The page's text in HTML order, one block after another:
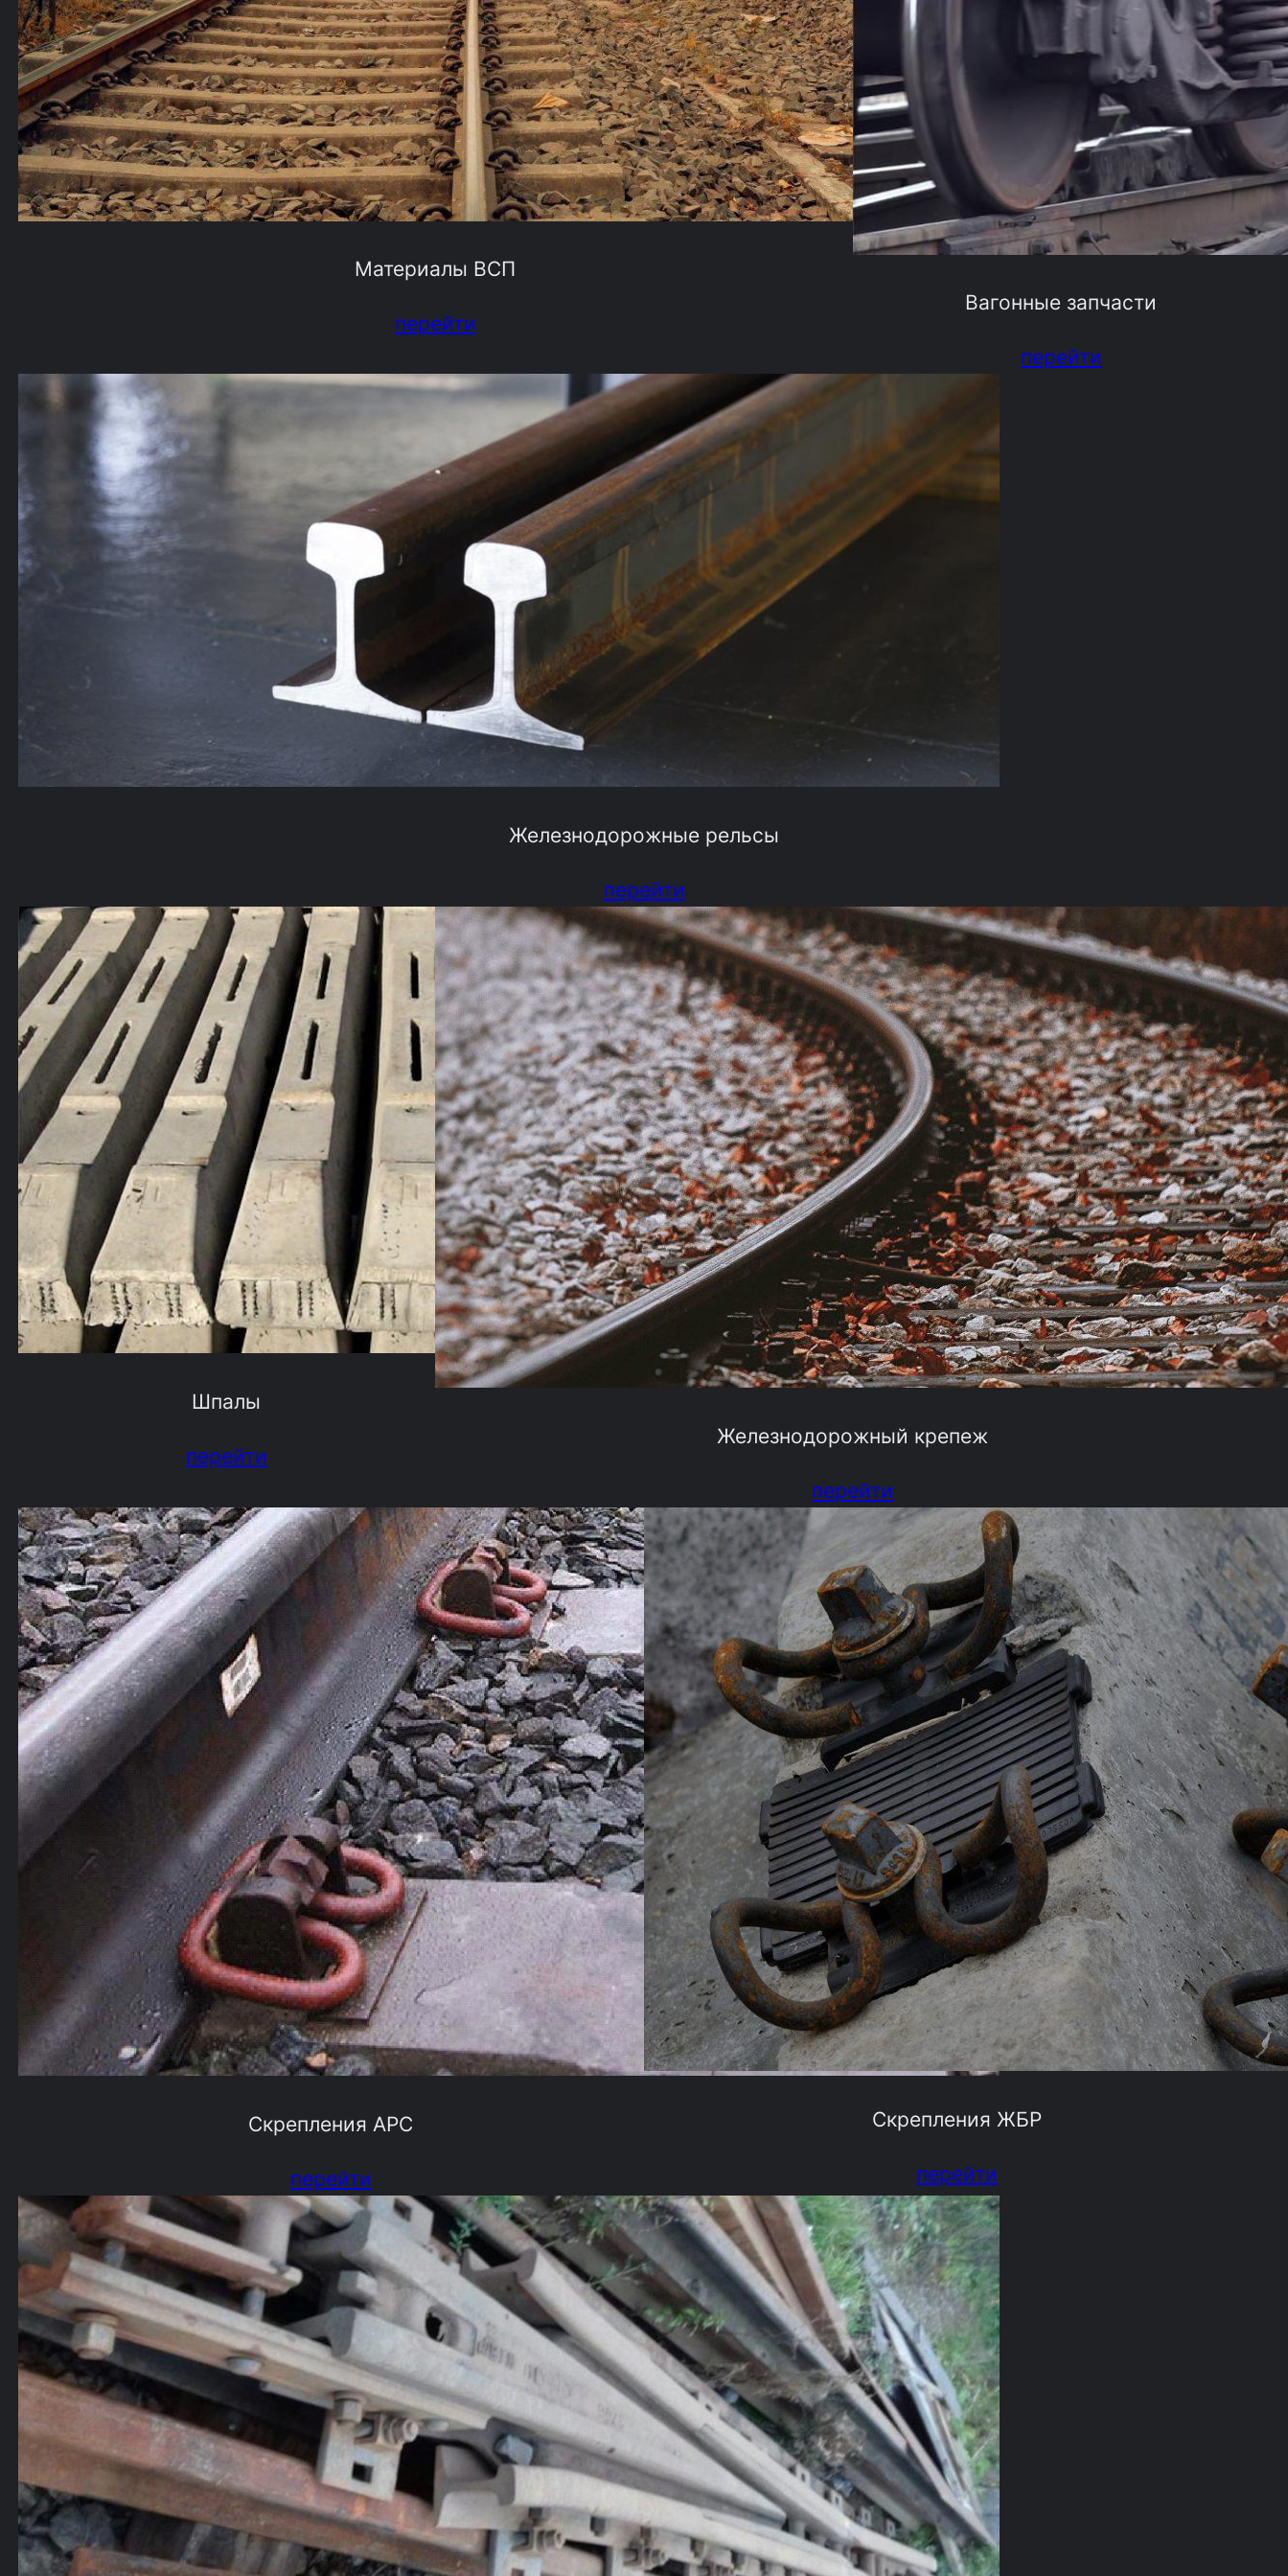
Материалы ВСП
перейти
Вагонные запчасти
перейти
Железнодорожные рельсы
перейти
Шпалы
перейти
Железнодорожный крепеж
перейти
Скрепления АРС
перейти
Скрепления ЖБР
перейти